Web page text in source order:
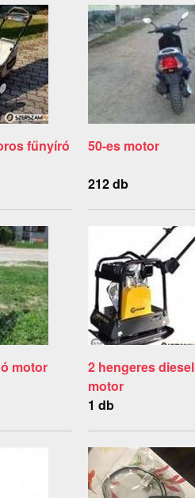
fűnyíró 50-es motor
212 db
motor
2 hengeres diesel
motor
1 db